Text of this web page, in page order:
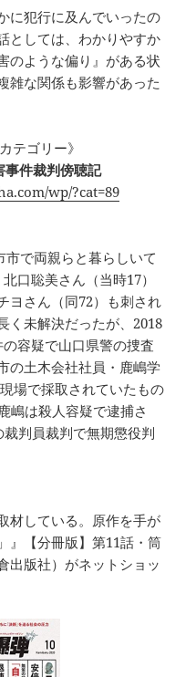
に犯行に及んでいったの
としては、わかりやすか
のような偏り』がある状
雑な関係も影響があった
テゴリー》
事件裁判傍聴記
wp/?cat=89
市で両親らと暮らしいて
口聡美さん（当時17）
ヨさん（同72）も刺され
く未解決だったが、2018
容疑で山口県警の捜査
の土木会社社員・鹿嶋学
場で採取されていたもの
嶋は殺人容疑で逮捕さ
判員裁判で無期懲役判
材している。原作を手が
』【分冊版】第11話・筒
出版社）がネットショッ